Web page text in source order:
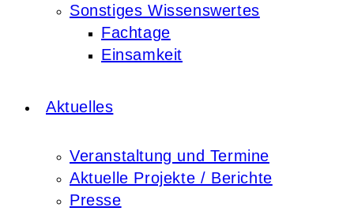
Sonstiges Wissenswertes
Fachtage
Einsamkeit
Aktuelles
Veranstaltung und Termine
Aktuelle Projekte / Berichte
Presse